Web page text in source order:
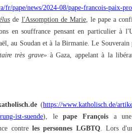
fr/pape/news/2024-08/pape-francois-paix-
de l'Assomption de Marie, le pape a
en souffrance pensant en particulier à
au Soudan et à la Birmanie. Le
très grave»à Gaza, appelant à la
(https://www.katholisch.de/
ist-suende), lepape François a
contre les personnes LGBTQ. Lors